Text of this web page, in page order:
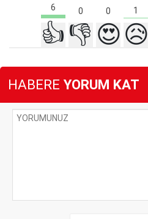
6 0 0 1
👍 👎 😍😥
HABERE YORUM KAT